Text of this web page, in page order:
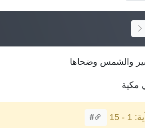
والشمس وضحاها
مكية
1 - 15
#